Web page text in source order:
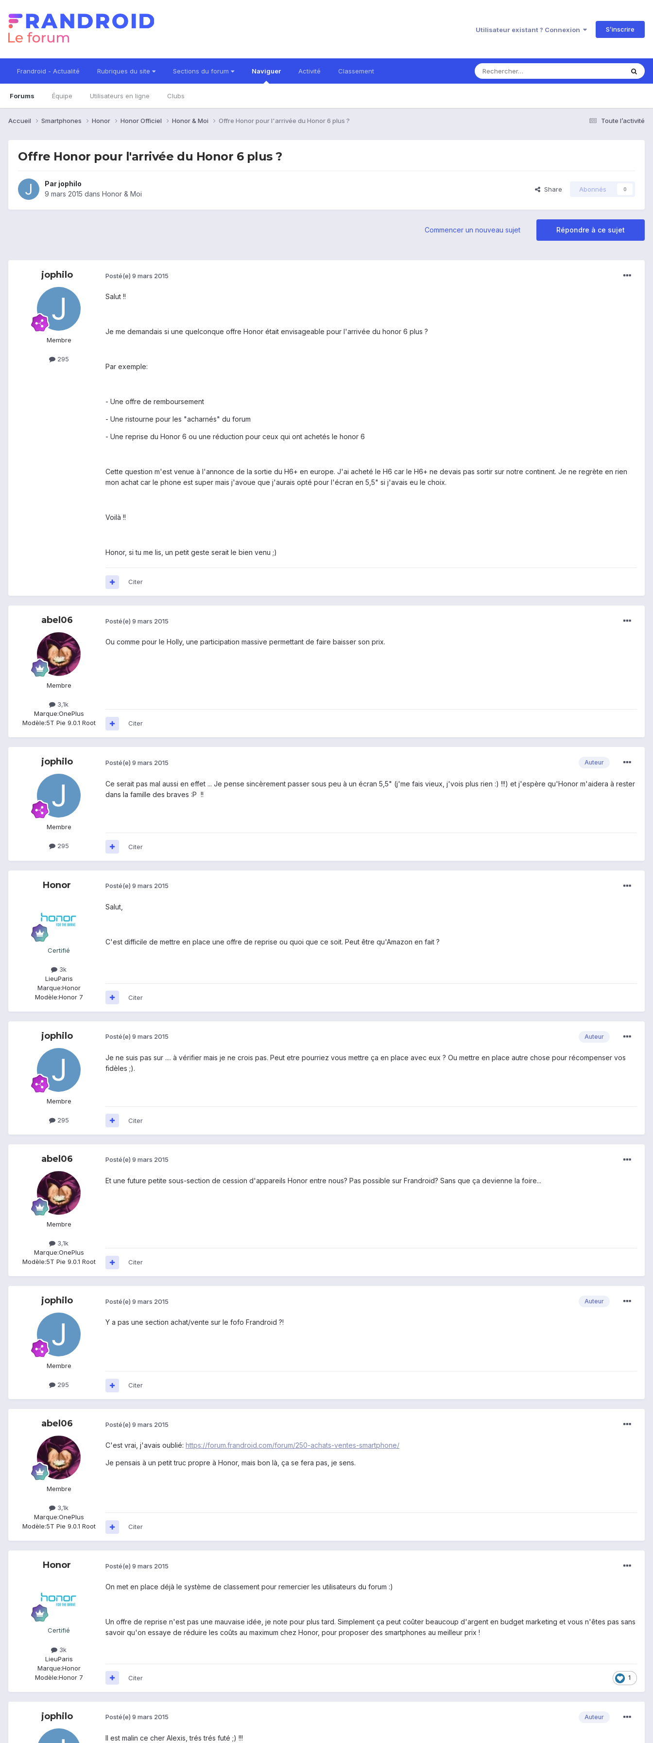
Utilisateur existant ? Connexion S’inscrire
Frandroid - Actualité Rubriques du site Sections du forum Naviguer
Forums Équipe Utilisateurs en ligne Clubs
Activité Classement
Toute l’activité
Accueil Smartphones Honor Honor Officiel Honor & Moi Offre Honor pour l'arrivée du Honor 6 plus ?
Offre Honor pour l'arrivée du Honor 6 plus ?
Par jophilo
9 mars 2015 dans Honor & Moi
Share Abonnés 0
Répondre à ce sujet
Commencer un nouveau sujet
jophilo
Membre
295
Posté(e) 9 mars 2015
Salut !!
Je me demandais si une quelconque offre Honor était envisageable pour l'arrivée du honor 6 plus ?
Par exemple:
- Une offre de remboursement
- Une ristourne pour les "acharnés" du forum
- Une reprise du Honor 6 ou une réduction pour ceux qui ont achetés le honor 6
Cette question m'est venue à l'annonce de la sortie du H6+ en europe. J'ai acheté le H6 car le H6+ ne devais pas sortir sur notre continent. Je ne regrète en rien
mon achat car le phone est super mais j'avoue que j'aurais opté pour l'écran en 5,5" si j'avais eu le choix.
Voilà !!
Honor, si tu me lis, un petit geste serait le bien venu ;)
Citer
abel06
Membre
3,1k
Marque:OnePlus
Modèle:5T Pie 9.0.1 Root
Posté(e) 9 mars 2015
Ou comme pour le Holly, une participation massive permettant de faire baisser son prix.
Citer
jophilo
Membre
295
Auteur
Posté(e) 9 mars 2015
Ce serait pas mal aussi en effet ... Je pense sincèrement passer sous peu à un écran 5,5" (j'me fais vieux, j'vois plus rien :) !!!) et j'espère qu'Honor m'aidera à rester
dans la famille des braves :P !!
Citer
Honor
Certifié
3k
LieuParis
Marque:Honor
Modèle:Honor 7
Posté(e) 9 mars 2015
Salut,
C'est difficile de mettre en place une offre de reprise ou quoi que ce soit. Peut être qu'Amazon en fait ?
Citer
jophilo
Membre
295
Auteur
Posté(e) 9 mars 2015
Je ne suis pas sur .... à vérifier mais je ne crois pas. Peut etre pourriez vous mettre ça en place avec eux ? Ou mettre en place autre chose pour récompenser vos
fidèles ;).
Citer
abel06
Membre
3,1k
Marque:OnePlus
Modèle:5T Pie 9.0.1 Root
Posté(e) 9 mars 2015
Et une future petite sous-section de cession d'appareils Honor entre nous? Pas possible sur Frandroid? Sans que ça devienne la foire...
Citer
jophilo
Membre
295
Auteur
Posté(e) 9 mars 2015
Y a pas une section achat/vente sur le fofo Frandroid ?!
Citer
abel06
Membre
3,1k
Marque:OnePlus
Modèle:5T Pie 9.0.1 Root
Posté(e) 9 mars 2015
C'est vrai, j'avais oublié: https://forum.frandroid.com/forum/250-achats-ventes-smartphone/
Je pensais à un petit truc propre à Honor, mais bon là, ça se fera pas, je sens.
Citer
Honor
Certifié
3k
LieuParis
Marque:Honor
Modèle:Honor 7
Posté(e) 9 mars 2015
On met en place déjà le système de classement pour remercier les utilisateurs du forum :)
Un offre de reprise n'est pas une mauvaise idée, je note pour plus tard. Simplement ça peut coûter beaucoup d'argent en budget marketing et vous n'êtes pas sans
savoir qu'on essaye de réduire les coûts au maximum chez Honor, pour proposer des smartphones au meilleur prix !
1
Citer
jophilo Auteur
Posté(e) 9 mars 2015
Il est malin ce cher Alexis, trés trés futé ;) !!!